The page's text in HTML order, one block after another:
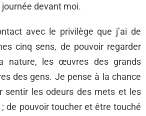
journée devant moi.
avec le privilège que j’ai de
cinq sens, de pouvoir regarder
nature, les œuvres des grands
des gens. Je pense à la chance
sentir les odeurs des mets et les
de pouvoir toucher et être touché